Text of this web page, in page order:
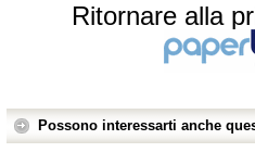
Ritornare alla
Possono interessarti anche